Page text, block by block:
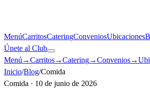
MenúCarritosCateringConveniosUbicaciones
Únete al Club
Menú →Carritos→Catering→Convenios→
Inicio/Blog/Comida
Comida · 10 de junio de 2026